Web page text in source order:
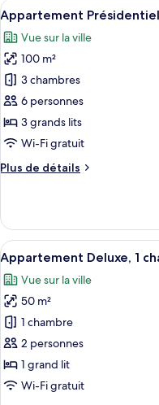
balcon,
vue
ville
de
chambre
Appartement
Premium,
2
chambres,
balcon,
vue
ville
Afficher
toutes
les
photos
pour
ce
type
de
chambre :
Appartement
chambres,
balcon,
vue
ville
44
Appartement
Vue sur la ville
100 m²
3 chambres
6 personnes
3 grands lits
Wi-Fi gratuit
Plus de détails
Plus
le
type
de
chambre
Appartement
Présidentiel,
3
chambres,
balcon,
vue
ville
Afficher
toutes
les
photos
pour
ce
type
de
chambre :
14
Appartement Deluxe, 1
Vue sur la ville
50 m²
1 chambre
2 personnes
1 grand lit
Wi-Fi gratuit